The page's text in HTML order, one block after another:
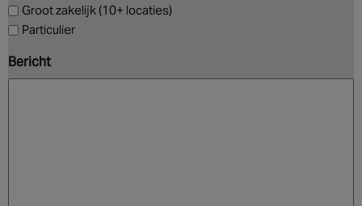
Groot zakelijk (10+ locaties)
Particulier
Bericht